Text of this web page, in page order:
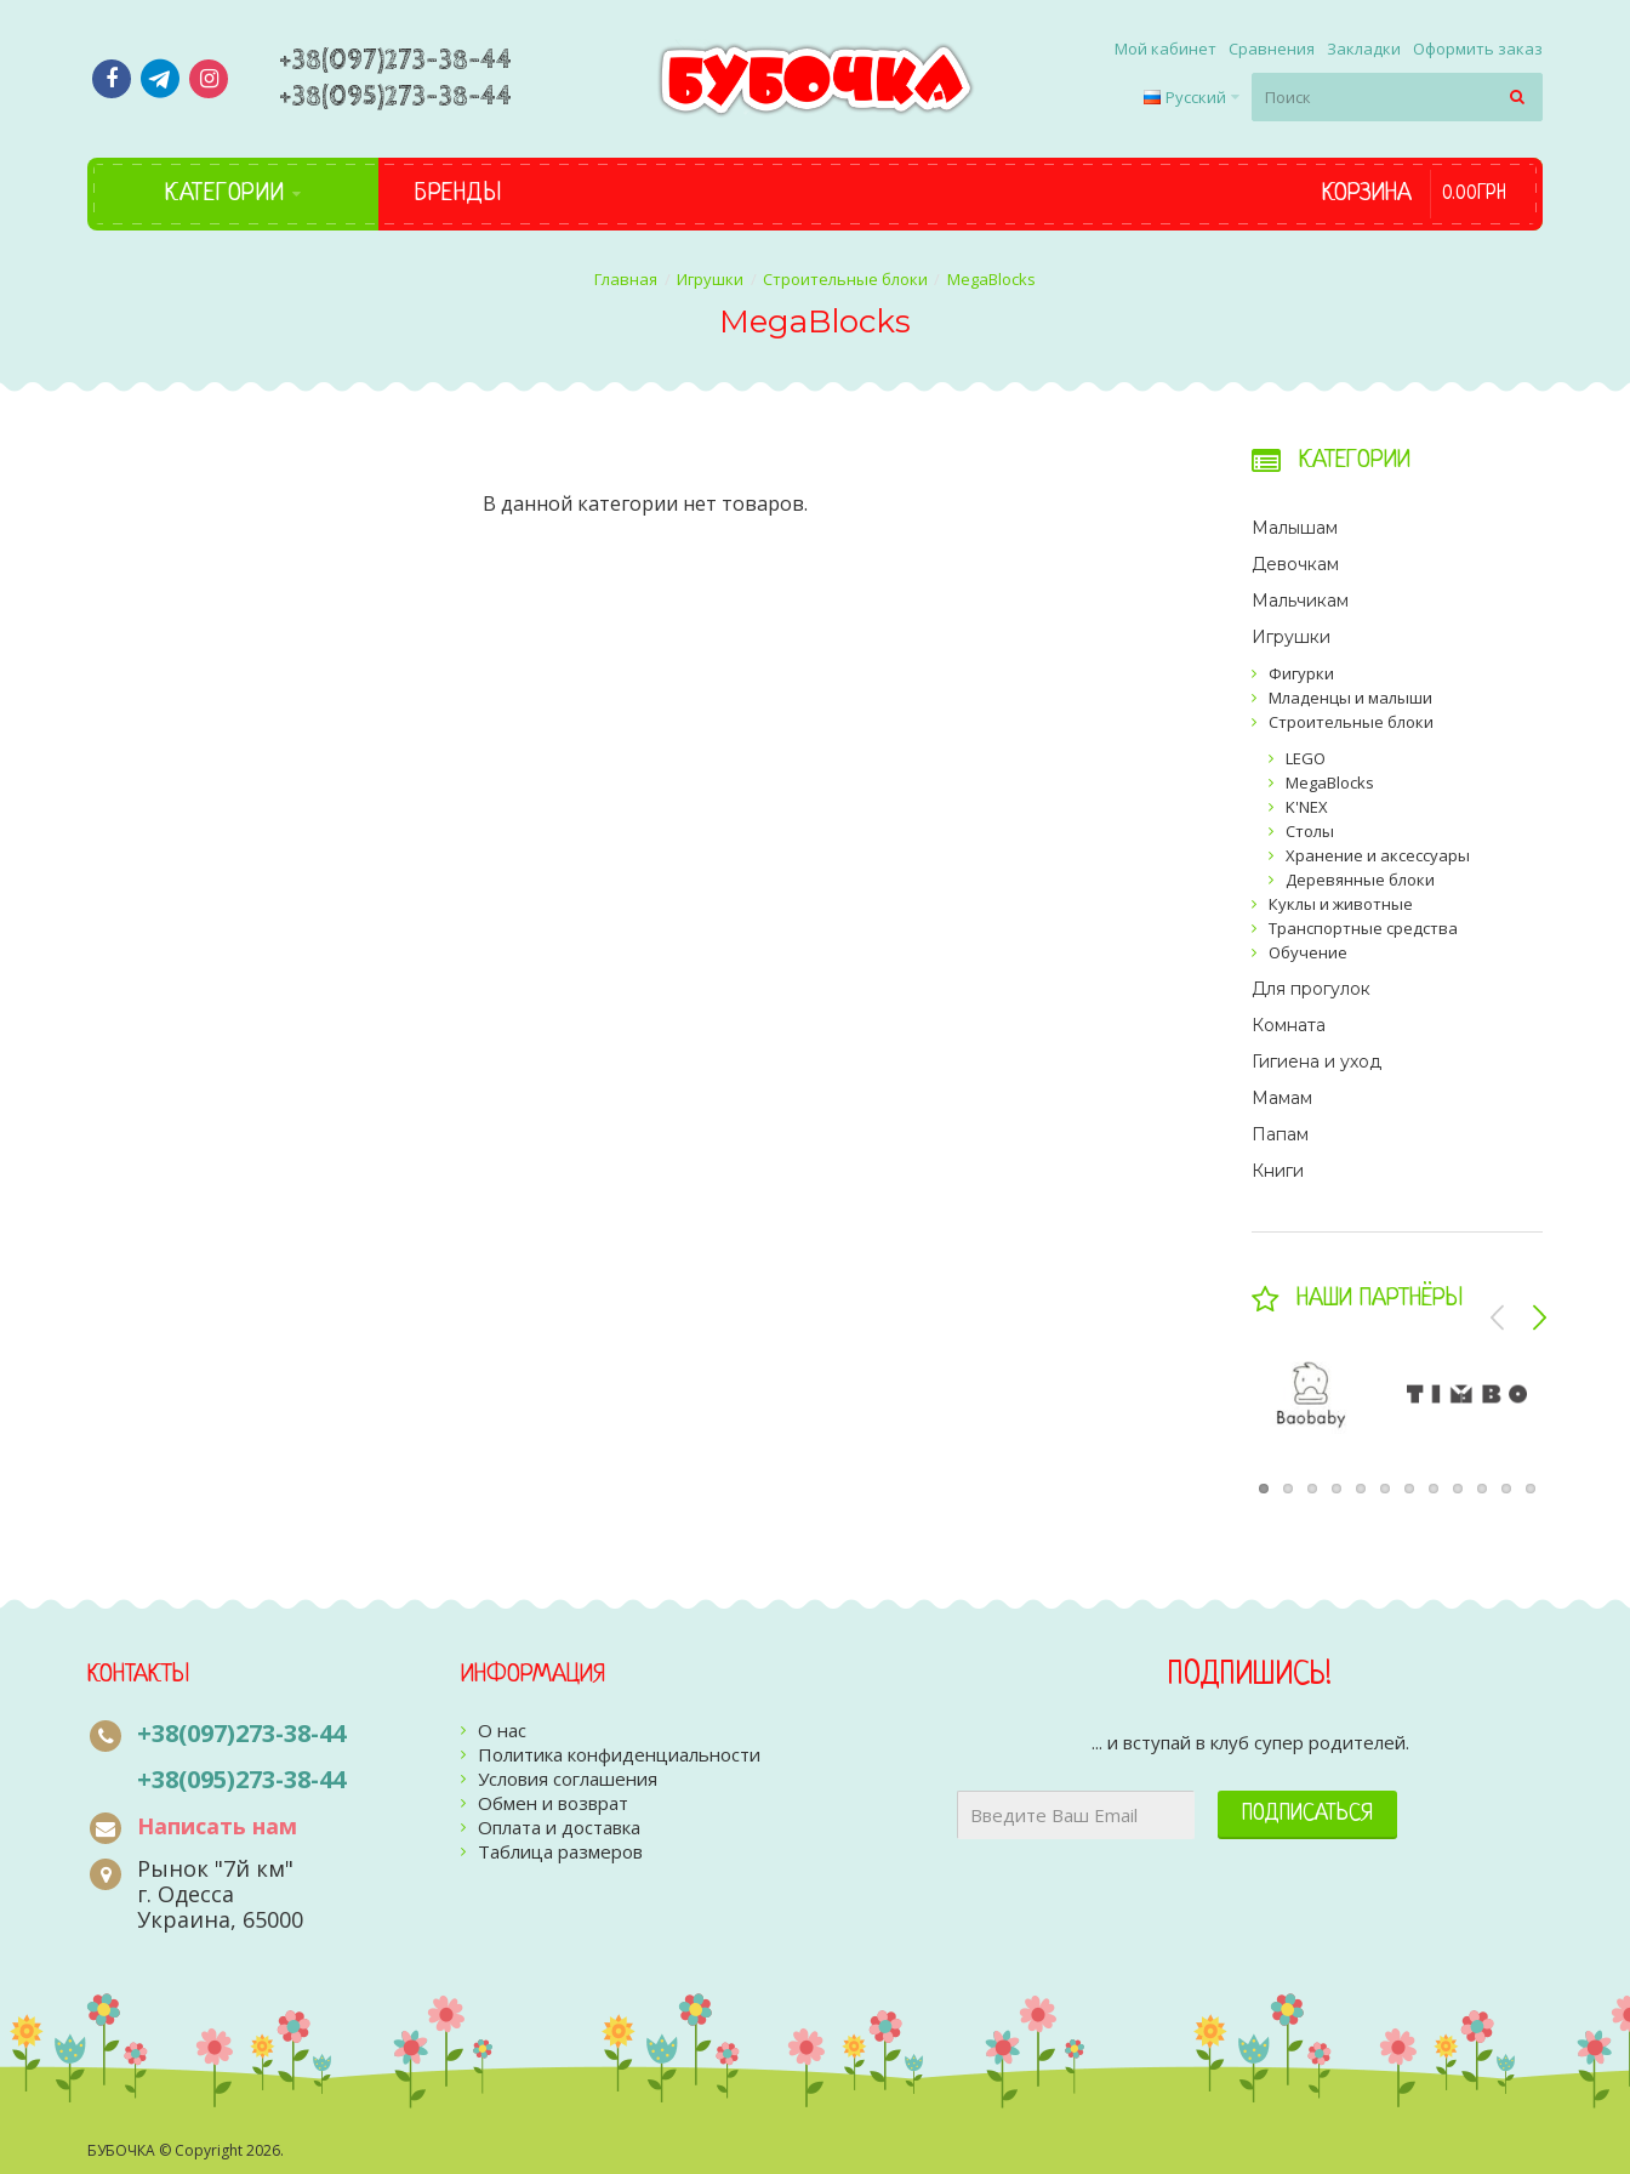
+38(097)273-38-44
+38(095)273-38-44
Мой кабинет Сравнения Закладки Оформить заказ
Русский
КАТЕГОРИИ БРЕНДЫ КОРЗИНА 0.00ГРН
Игрушки Строительные блоки MegaBlocks
MegaBlocks
В данной категории нет товаров.
КАТЕГОРИИ
Малышам
Девочкам
Мальчикам
Игрушки
Фигурки
Младенцы и малыши
Строительные блоки
LEGO
MegaBlocks
K'NEX
Столы
Хранение и аксессуары
Деревянные блоки
Куклы и животные
Транспортные средства
Обучение
Для прогулок
Комната
Гигиена и уход
Мамам
Папам
Книги
НАШИ ПАРТНЁРЫ
КОНТАКТЫ
+38(097)273-38-44
+38(095)273-38-44
Написать нам
Рынок "7й км"
г. Одесса
Украина, 65000
ИНФОРМАЦИЯ
О нас
Политика конфиденциальности
Условия соглашения
Обмен и возврат
Оплата и доставка
Таблица размеров
ПОДПИШИСЬ!
... и вступай в клуб супер родителей.
ПОДПИСАТЬСЯ
БУБОЧКА © Copyright 2026.